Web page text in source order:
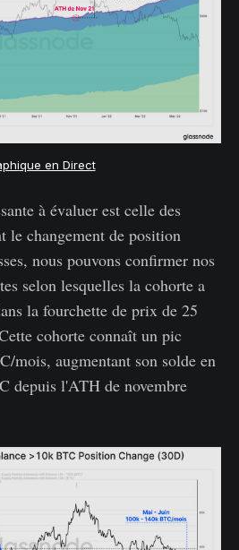
en Direct
à évaluer est celle des
le changement de position
nous pouvons confirmer nos
selon lesquelles la cohorte a
la fourchette de prix de 25
cohorte connaît un pic
mois, augmentant son solde en
depuis l'ATH de novembre